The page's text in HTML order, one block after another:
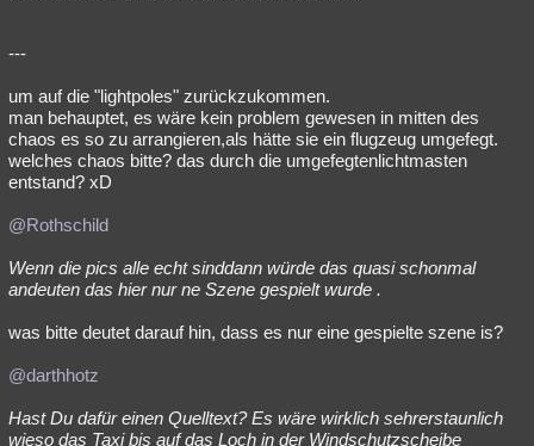
---
um auf die "lightpoles" zurückzukommen.
man behauptet, es wäre kein problem gewesen in mitten des
chaos es so zu arrangieren,als hätte sie ein flugzeug umgefegt.
welches chaos bitte? das durch die umgefegtenlichtmasten
entstand? xD
@Rothschild
Wenn die pics alle echt sinddann würde das quasi schonmal
andeuten das hier nur ne Szene gespielt wurde .
was bitte deutet darauf hin, dass es nur eine gespielte szene is?
@darthhotz
Hast Du dafür einen Quelltext? Es wäre wirklich sehrerstaunlich
wieso das Taxi bis auf das Loch in der Windschutzscheibe